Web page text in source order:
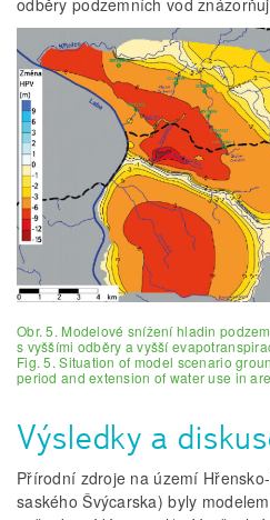
Obr. 5. Modelové snížení hladin
s vyššími odběry a vyšší
Fig. 5. Situation of model scenario
period and extension of water use in
Výsledky a
Přírodní zdroje na území
saského Švýcarska) byly